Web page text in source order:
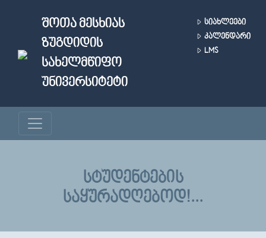
ᲨᲝᲗᲐ ᲛᲔᲡᲮᲘᲐᲡ
ᲖᲣᲒᲓᲘᲓᲘᲡ
ᲡᲐᲮᲔᲚᲛᲬᲘᲤᲝ
ᲣᲜᲘᲕᲔᲠᲡᲘᲢᲔᲢᲘ
ᲡᲘᲐᲮᲚᲔᲔᲑᲘ
ᲙᲐᲚᲔᲜᲓᲐᲠᲘ
LMS
ᲡᲢᲣᲓᲔᲜᲢᲔᲑᲘᲡ
ᲡᲐᲧᲣᲠᲐᲓᲦᲔᲑᲝᲓ!...